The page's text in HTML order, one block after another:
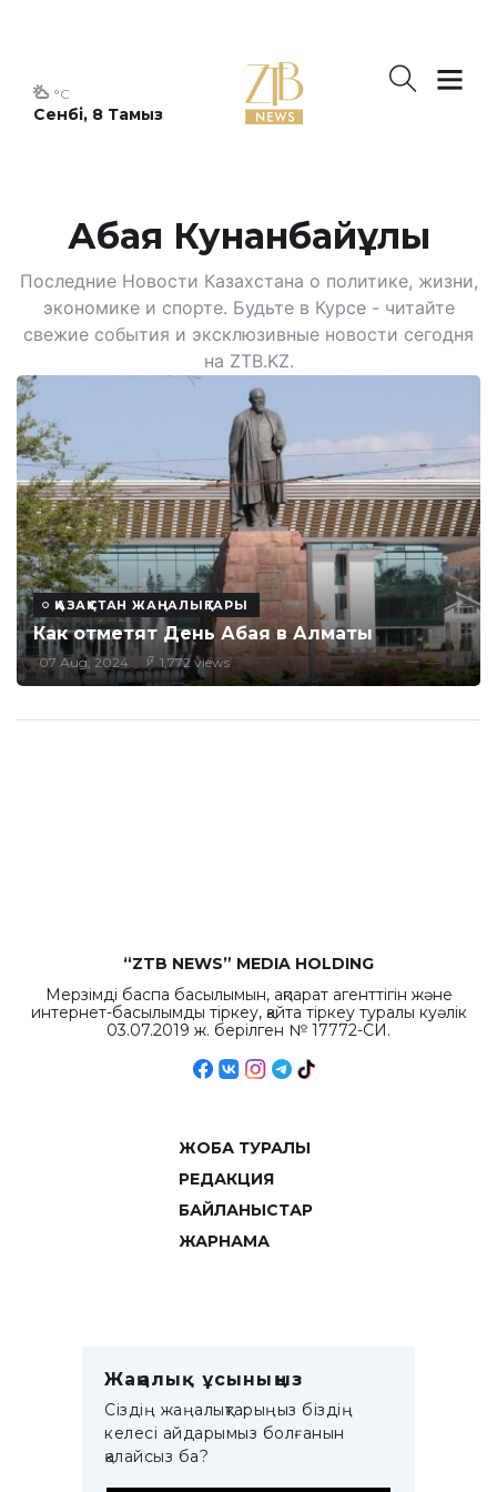
Сенбі, 8 Тамыз
°C
Абая Кунанбайұлы
Последние Новости Казахстана о политике, жизни,
экономике и спорте. Будьте в Курсе - читайте
свежие события и эксклюзивные новости сегодня
на ZTB.KZ.
ҚАЗАҚСТАН ЖАҢАЛЫҚТАРЫ
Как отметят День Абая в Алматы
07 Aug, 2024 1,772 views
“ZTB NEWS” MEDIA HOLDING
Мерзімді баспа басылымын, ақпарат агенттігін және
интернет-басылымды тіркеу, қайта тіркеу туралы куәлік
03.07.2019 ж. берілген № 17772-СИ.
ЖОБА ТУРАЛЫ
РЕДАКЦИЯ
БАЙЛАНЫСТАР
ЖАРНАМА
Жаңалық ұсыныңыз
Сіздің жаңалықтарыңыз біздің
келесі айдарымыз болғанын
қалайсыз ба?